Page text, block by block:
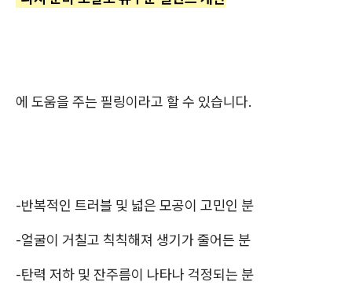
에 도움을 주는 필링이라고 할 수 있습니다.
-반복적인 트러블 및 넓은 모공이 고민인 분
-얼굴이 거칠고 칙칙해져 생기가 줄어든 분
-탄력 저하 및 잔주름이 나타나 걱정되는 분